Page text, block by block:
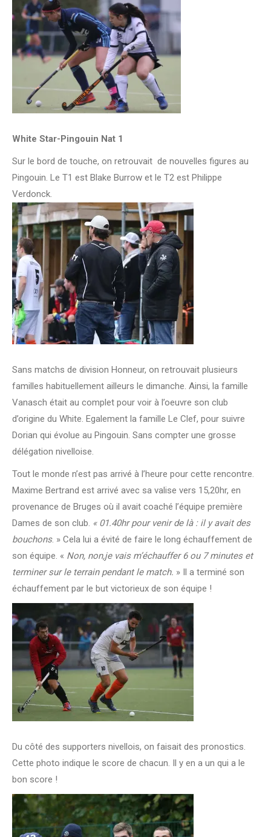
White Star-Pingouin Nat 1
Sur le bord de touche, on retrouvait de nouvelles figures au
Pingouin. Le T1 est Blake Burrow et le T2 est Philippe
Verdonck.
Sans matchs de division Honneur, on retrouvait plusieurs
familles habituellement ailleurs le dimanche. Ainsi, la famille
Vanasch était au complet pour voir à l’oeuvre son club
d’origine du White. Egalement la famille Le Clef, pour suivre
Dorian qui évolue au Pingouin. Sans compter une grosse
délégation nivelloise.
Tout le monde n’est pas arrivé à l’heure pour cette rencontre.
Maxime Bertrand est arrivé avec sa valise vers 15,20hr, en
provenance de Bruges où il avait coaché l’équipe première
Dames de son club. « 01.40hr pour venir de là : il y avait des
bouchons. » Cela lui a évité de faire le long échauffement de
son équipe. « Non, non,je vais m’échauffer 6 ou 7 minutes et
terminer sur le terrain pendant le match. » Il a terminé son
échauffement par le but victorieux de son équipe !
Du côté des supporters nivellois, on faisait des pronostics.
Cette photo indique le score de chacun. Il y en a un qui a le
bon score !